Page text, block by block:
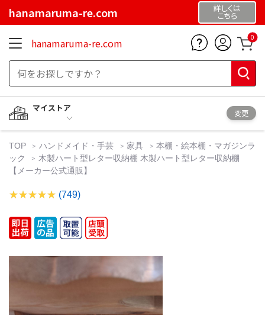
hanamaruma-re.com 詳しくは
こちら
hanamaruma-re.com 0
マイストア
変更
TOP ハンドメイド・手芸 家具
本棚・絵本棚・マガジンラ
ック
木製ハート型レター収納棚 木製ハート型レター収納棚
【メーカー公式通販】
(749)